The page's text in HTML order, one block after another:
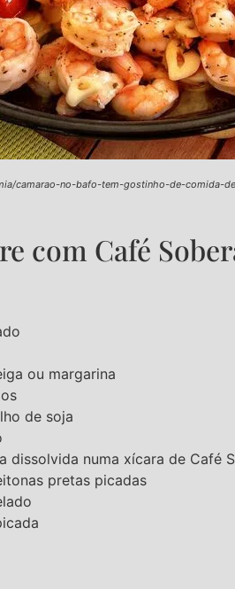
camarao-no-bafo-tem-gostinho-de-comida-
com Café
ou margarina
de soja
dissolvida numa xícara de Café
pretas picadas